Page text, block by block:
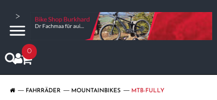
>
0
FAHRRÄDER MOUNTAINBIKES MTB-FULLY